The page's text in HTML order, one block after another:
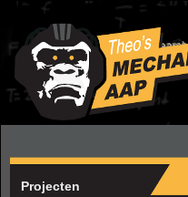
Skip to main content
Projecten